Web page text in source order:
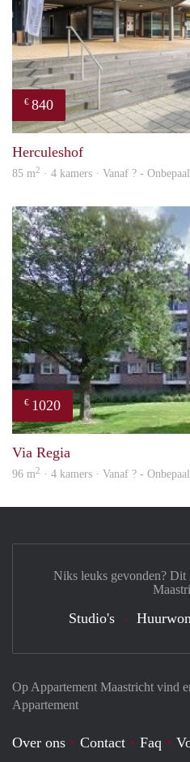
€ 840
Herculeshof
85 m2 · 4 kamers · Vanaf ? -
€ 1020
Via Regia
96 m2 · 4 kamers · Vanaf ? -
Op Appartement Maastricht vind
Appartement
Over ons Contact Faq
Niks leuks gevonden? Dit
Studio's